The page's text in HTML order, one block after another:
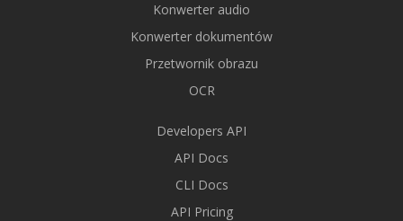
Konwerter audio
Konwerter dokumentów
Przetwornik obrazu
OCR
Developers API
API Docs
CLI Docs
API Pricing